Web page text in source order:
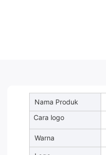
Nama Produk
Cara logo
Warna